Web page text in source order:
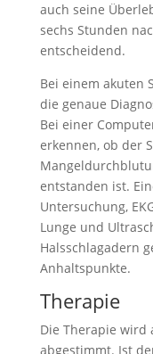
auch seine
sechs Stunden
entscheidend.
Bei einem akuten
die genaue
Bei einer
erkennen, ob der
entstanden ist.
Untersuchung,
Lunge und
Halsschlagadern
Anhaltspunkte.
Therapie
Die Therapie wird
abgestimmt. Ist